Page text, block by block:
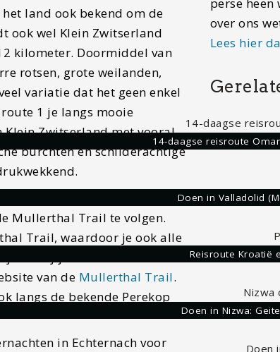
land ook bekend om de
ook wel Klein Zwitserland
kilometer. Doormiddel van
rotsen, grote weilanden,
variatie dat het geen enkel
1 je langs mooie
Klein Zwitserland met vooral
burchten en schilderachtige
per dag wel erg veel
Mullerthal Trail te volgen.
Trail, waardoor je ook alle
Ben jij benieuwd welke
van de Mullerthal Trail.
langs de bekende Perekop
in Echternach voor
perse
over ons
Lees hier
14-daagse reisroute
Doen in Valladolid
Reisroute Kroatië
Doen in Nizwa: